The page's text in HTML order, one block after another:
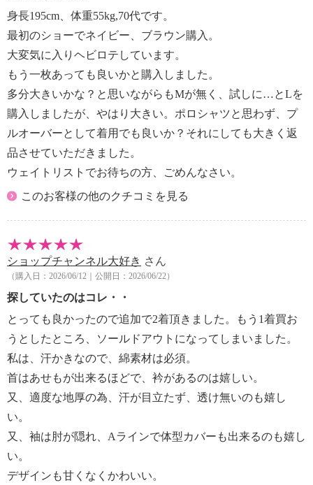
身長195cm、体重55kg,70代です。
最初のショーでネイビー、ブラウン購入。
大変気に入りヘビロテしています。
もう一枚あっても良いかと購入しました。
多分大きいかな？と思いながらもMが無く、試しに…とLを
購入しましたが、やはり大きい。ポロシャツと思わず、プ
ルオーバーとして着用でも良いか？それにしても大きく返
品させていただきました。
ウェイトリストでお待ちの方、ごめんなさい。
このお客様の他のクチコミを見る
ショップチャンネル大好き さん
（購入日：2026/06/12｜公開日：2026/06/22）
探していたのはコレ・・
とっても良かったので追加で2着頂きました。もう1着買お
うとしたところ、ソールドアウトになってしまいました。
私は、汗かきなので、綿素材は必須。
首はあせもが出来るほどで、衿があるのは嬉しい。
又、適度な地厚の為、汗が目立たず、透け無いのも嬉し
い。
又、袖は肘が隠れ、Aラインで体型カバーも出来るのも嬉し
い。
デザインも甘くなくかわいい。